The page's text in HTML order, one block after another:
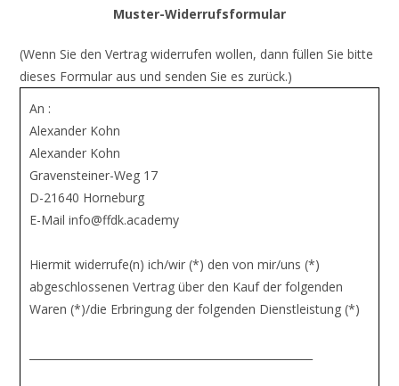
Muster-Widerrufsformular
(Wenn Sie den Vertrag widerrufen wollen, dann füllen Sie bitte
dieses Formular aus und senden Sie es zurück.)
An :
Alexander Kohn
Alexander Kohn
Gravensteiner-Weg 17
D-21640 Horneburg
E-Mail info@ffdk.academy
Hiermit widerrufe(n) ich/wir (*) den von mir/uns (*)
abgeschlossenen Vertrag über den Kauf der folgenden
Waren (*)/die Erbringung der folgenden Dienstleistung (*)